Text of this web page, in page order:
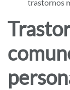
trastornos